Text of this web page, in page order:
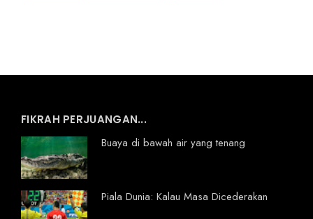
FIKRAH PERJUANGAN...
Buaya di bawah air yang tenang
Piala Dunia: Kalau Masa Dicederakan